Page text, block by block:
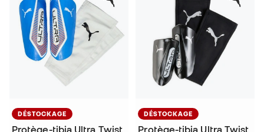
DÉSTOCKAGE
Protège-tibia Ultra Twist
DÉSTOCKAGE
Protège-tibia Ultra Twist